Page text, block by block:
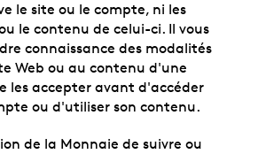
le site ou le compte, ni les
le contenu de celui-ci. Il vous
connaissance des modalités
Web ou au contenu d'une
les accepter avant d'accéder
ou d'utiliser son contenu.
de la Monnaie de suivre ou